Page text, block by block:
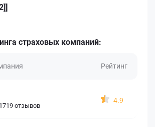
страховых компаний:
Рейтинг
1719 отзывов
4.9